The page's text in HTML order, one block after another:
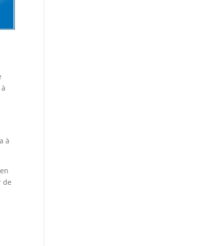
à
de